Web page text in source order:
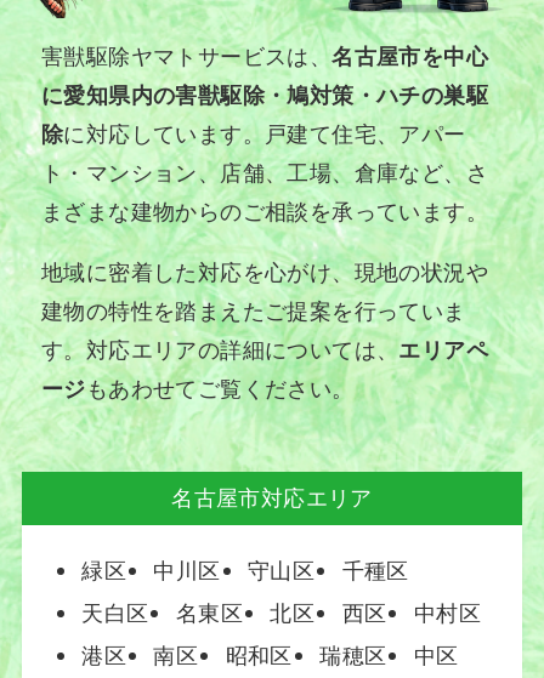
害獣駆除ヤマトサービスは、名古屋市を中心
に愛知県内の害獣駆除・鳩対策・ハチの巣駆
除に対応しています。戸建て住宅、アパー
ト・マンション、店舗、工場、倉庫など、さ
まざまな建物からのご相談を承っています。
地域に密着した対応を心がけ、現地の状況や
建物の特性を踏まえたご提案を行っていま
す。対応エリアの詳細については、エリアペ
ージもあわせてご覧ください。
名古屋市対応エリア
緑区 中川区 守山区
千種区
天白区
名東区 北区 西区
中村区
港区
南区 昭和区 瑞穂区
中区